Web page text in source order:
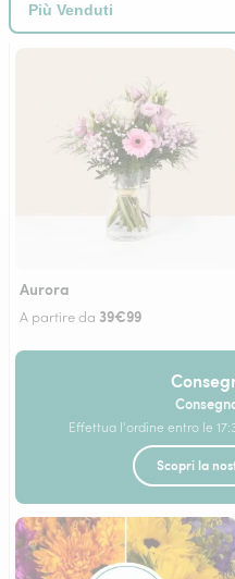
Aurora
A partire da 39€99
Effettua l'ordine entro le
Scopri la